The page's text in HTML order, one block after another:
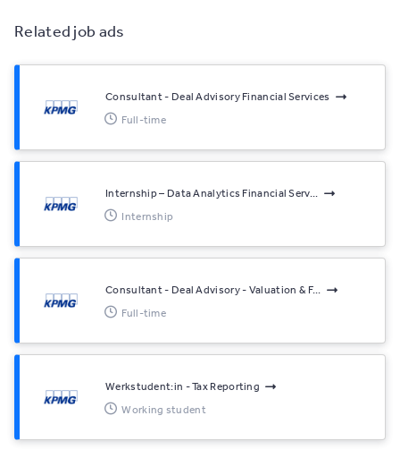
Related job ads
Consultant - Deal Advisory Financial Services
Full-time
Internship – Data Analytics Financial Serv...
Internship
Consultant - Deal Advisory - Valuation & F...
Full-time
Werkstudent:in - Tax Reporting
Working student